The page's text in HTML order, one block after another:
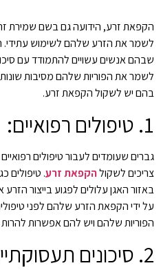
הקפאת זרע, הידועה גם בשם שמירת
לשמר את הזרע שלהם לשימוש
שבהם אנשים עשויים להתמודד עם
לשמר את הפוריות שלהם מסיבות
בהם יש לשקול הקפאת זרע.
1. טיפולים רפואיים:
גברים שעומדים לעבור טיפולים
צריכים לשקולהקפאת זרע. טיפולים
באזור האגן עלולים לפגוע בייצור הזרע
על ידי הקפאת הזרע שלהם לפני
הפוריות שלהם ויש להם אפשרות
2. סיכונים תעסוקתיים או סביבתיים: